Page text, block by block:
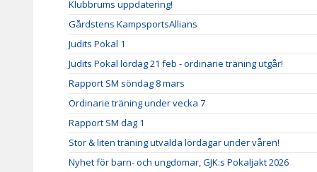
Klubbrums uppdatering!
Gårdstens KampsportsAllians
Judits Pokal 1
Judits Pokal lördag 21 feb - ordinarie träning utgår!
Rapport SM söndag 8 mars
Ordinarie träning under vecka 7
Rapport SM dag 1
Stor & liten träning utvalda lördagar under våren!
Nyhet för barn- och ungdomar, GJK:s Pokaljakt 2026